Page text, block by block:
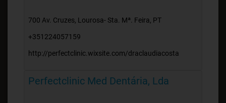
700 Av. Cruzes, Lourosa- Sta. Mª. Feira, PT
+351224057159
http://perfectclinic.wixsite.com/draclaudiacosta
Perfectclinic Med Dentária, Lda